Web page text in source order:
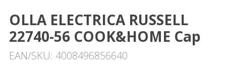
OLLA ELECTRICA RUSSELL
22740-56 COOK&HOME Cap
EAN/SKU: 4008496856640